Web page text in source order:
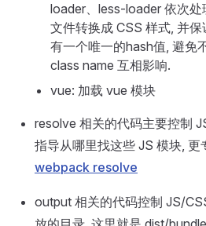
loader、less-loader 依次处
文件转换成 CSS 样式, 并
有一个唯一的hash值, 避免
class name 互相影响.
vue: 加载 vue 模块
resolve 相关的代码主要控制
指导从哪里找这些 JS 模块,
webpack resolve
output 相关的代码控制 JS/